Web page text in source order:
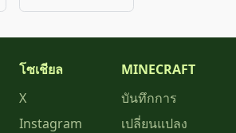
โซเชียล
X
Instagram
MINECRAFT
บันทึกการ
เปลี่ยนแปลง